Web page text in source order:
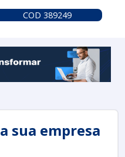
COD 389249
sua empresa